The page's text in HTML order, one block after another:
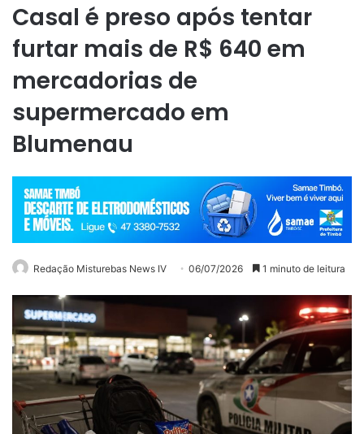
Casal é preso após tentar
furtar mais de R$ 640 em
mercadorias de
supermercado em
Blumenau
Redação Misturebas News IV 06/07/2026 1 minuto de leitura